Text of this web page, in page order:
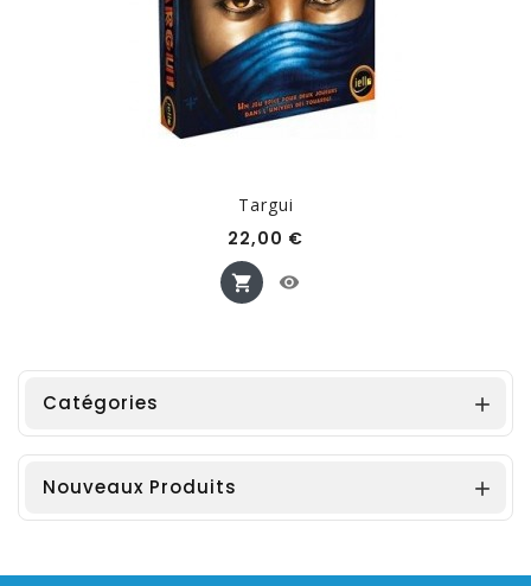
Targui
22,00 €
Catégories 
Nouveaux Produits 